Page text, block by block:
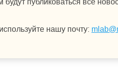
публиковаться все
нашу почту: